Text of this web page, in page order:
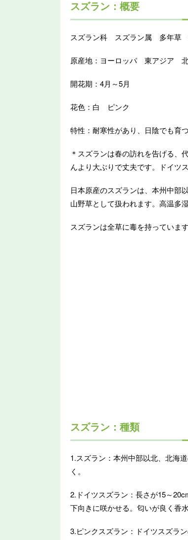
スズラン：概要
スズラン科 スズラン属 多年
原産地：ヨーロッパ 東アジア
開花期：4月～5月
花色：白 ピンク
特性：耐寒性があり、日陰でも育
＊スズランは春の訪れを告げる、
んより大ぶりで丈夫です。ドイツ
日本原産のスズランは、本州中部
山野草として扱われます。高温多
スズランは全草に毒を持っていま
スズラン：種類
1.スズラン：本州中部以北、北海
く。
2.ドイツスズラン：長さが15～
下向きに咲かせる。匂いが良く香
3.ピンクスズラン：ドイツスズラ